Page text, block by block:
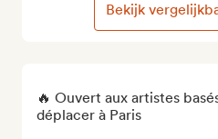
🔥 Ouvert aux artistes
déplacer à Paris
Bekijk